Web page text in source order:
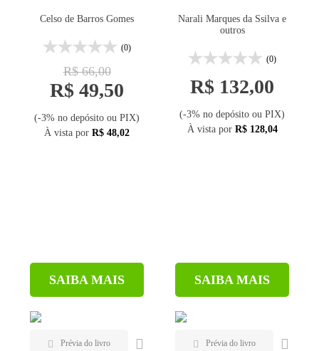
Celso de Barros Gomes
(0)
R$ 66,00
R$ 49,50
(-3% no depósito ou PIX)
À vista por R$ 48,02
SAIBA MAIS
Narali Marques da Ssilva e
outros
(0)
R$ 132,00
(-3% no depósito ou PIX)
À vista por R$ 128,04
SAIBA MAIS